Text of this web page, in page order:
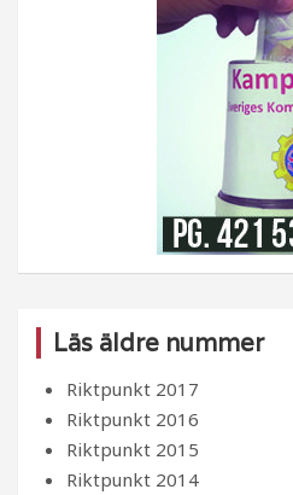
Läs äldre nummer
Riktpunkt 2017
Riktpunkt 2016
Riktpunkt 2015
Riktpunkt 2014